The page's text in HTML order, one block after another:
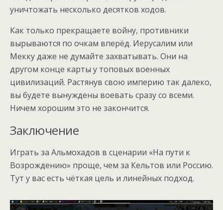
уничтожать несколько десятков ходов.
Как только прекращаете войну, противники
вырываются по очкам вперёд. Иерусалим или
Мекку даже не думайте захватывать. Они на
другом конце карты у топовых военных
цивилизаций. Растянув свою империю так далеко,
вы будете вынуждены воевать сразу со всеми.
Ничем хорошим это не закончится.
Заключение
Играть за Альмохадов в сценарии «На пути к
Возрождению» проще, чем за Кельтов или Россию.
Тут у вас есть чёткая цель и линейных подход.